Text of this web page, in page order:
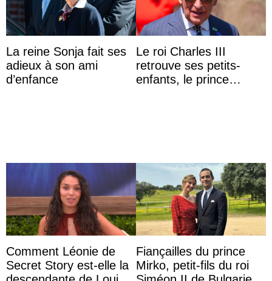
La reine Sonja fait ses
adieux à son ami
d’enfance
Le roi Charles III
retrouve ses petits-
enfants, le prince
Comment Léonie de
Secret Story est-elle la
Fiançailles du prince
Mirko, petit-fils du roi